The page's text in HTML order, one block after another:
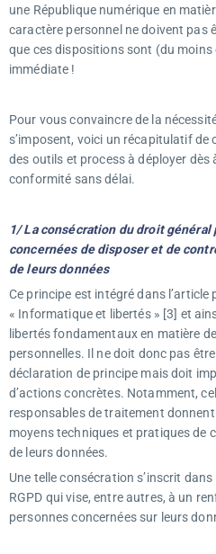
une République numérique en
caractère personnel ne doivent pas
que ces dispositions sont (du moins
immédiate !
Pour vous convaincre de la
s’imposent, voici un récapitulatif de
des outils et process à déployer dès
conformité sans délai.
1/ La consécration du droit général
concernées de disposer et de
de leurs données
Ce principe est intégré dans l’article
« Informatique et libertés » [3] et
libertés fondamentaux en matière
personnelles. Il ne doit donc pas
déclaration de principe mais doit
d’actions concrètes. Notamment,
responsables de traitement
moyens techniques et pratiques de
de leurs données.
Une telle consécration s’inscrit
RGPD qui vise, entre autres, à un
personnes concernées sur leurs